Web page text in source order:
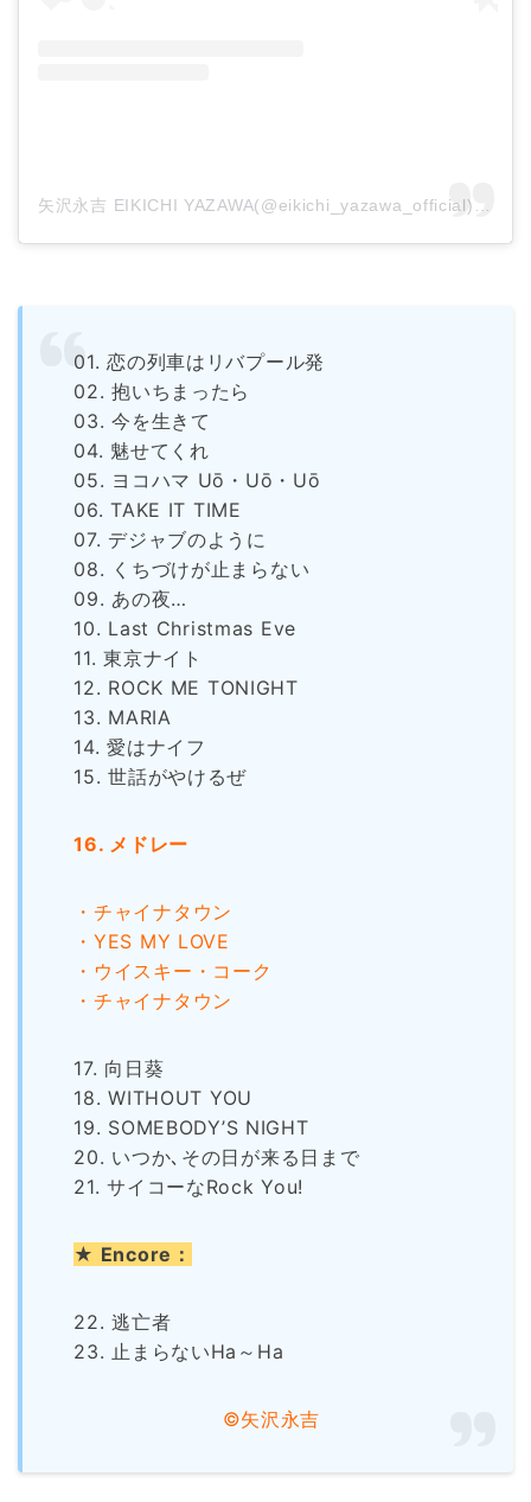
01. 恋の列車はリバプール発
02. 抱いちまったら
03. 今を生きて
04. 魅せてくれ
05. ヨコハマ Uō・Uō・Uō
06. TAKE IT TIME
07. デジャブのように
08. くちづけが止まらない
09. あの夜…
10. Last Christmas Eve
11. 東京ナイト
12. ROCK ME TONIGHT
13. MARIA
14. 愛はナイフ
15. 世話がやけるぜ
16. メドレー
・チャイナタウン
・YES MY LOVE
・ウイスキー・コーク
・チャイナタウン
17. 向日葵
18. WITHOUT YOU
19. SOMEBODY’S NIGHT
20. いつか､その日が来る日まで
21. サイコーなRock You!
★ Encore：
22. 逃亡者
23. 止まらないHa～Ha
©矢沢永吉